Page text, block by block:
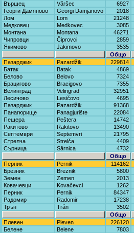
Вършец
Văršec 6927
Георги Дамяново
Georgi Damjanovo 2018
Лом
Lom 21248
Медковец
Medkovec 3085
Монтана
Montana 46271
Чипровци
Čiprovci 2859
Якимово
Jakimovo 3535
Общо
Пазарджик
Pazardžik 229814
Батак
Batak 4869
Белово
Belovo 7324
Брацигово
Bracigovo 7355
Велинград
Velingrad 32951
Лесичово
Lesičovo 4695
Пазарджик
Pazardžik 91368
Панагюрище
Panagjurište 22084
Пещера
Peštera 14742
Ракитово
Rakitovo 13490
Септември
Septemvri 21795
Стрелча
Strelča 4409
Сърница
Sărnica 4732
Общо
Перник
Pernik 114162
Брезник
Breznik 5800
Земен
Zemen 2013
Ковачевци
Kovačevci 1262
Перник
Pernik 84347
Радомир
Radomir 17238
Трън
Trăn 3502
Общо
Плевен
Pleven 226120
Белене
Belene 7803